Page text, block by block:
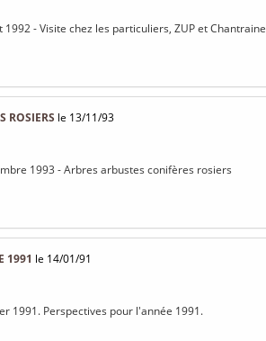
1992 - Visite chez les particuliers, ZUP et Chantraine
ROSIERS le 13/11/93
1993 - Arbres arbustes conifères rosiers
1991 le 14/01/91
1991. Perspectives pour l'année 1991.